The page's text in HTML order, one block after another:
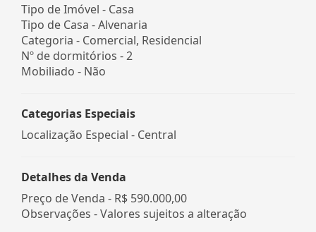
Tipo de Imóvel - Casa
Tipo de Casa - Alvenaria
Categoria - Comercial, Residencial
Nº de dormitórios - 2
Mobiliado - Não
Categorias Especiais
Localização Especial - Central
Detalhes da Venda
Preço de Venda - R$ 590.000,00
Observações - Valores sujeitos a alteração